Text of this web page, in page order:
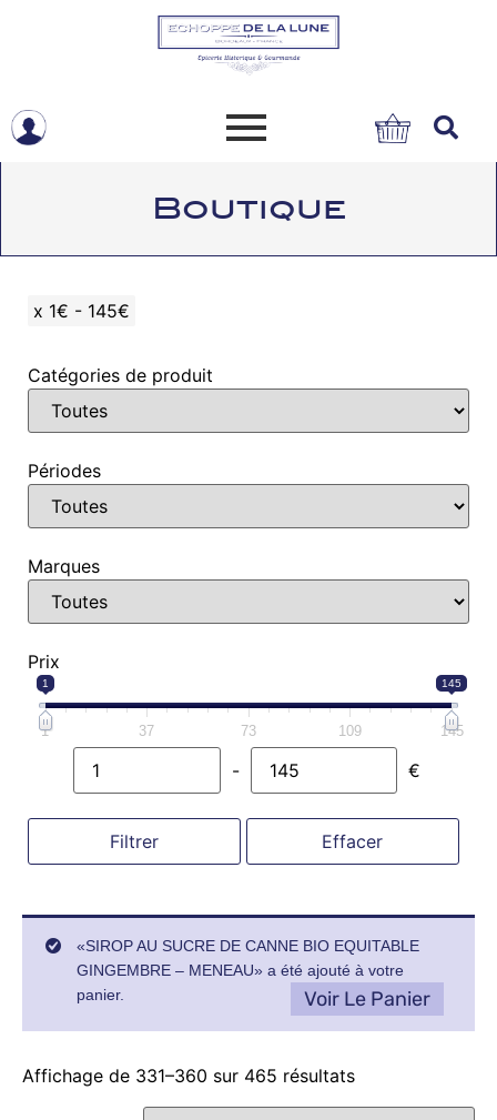
Boutique
x 1€ - 145€
Catégories de produit
Périodes
Marques
Prix
1 145
1 37 73 109 145
Minimum Price
- Maximum Price €
Filtrer Effacer
«SIROP AU SUCRE DE CANNE BIO EQUITABLE
GINGEMBRE – MENEAU» a été ajouté à votre
panier.
Voir Le Panier
Affichage de 331–360 sur 465 résultats